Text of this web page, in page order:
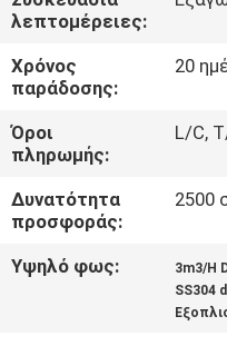
ΈΛΕΓΧΟΣ
ΠΟΙΌΤΗΤΑΣ
ΕΙΔΉΣΕΙΣ
ΥΠΟΘΈΣΕΙΣ
λεπτομέρειες:
Χρόνος
παράδοσης:
20
Όροι
πληρωμής:
L/C,
Δυνατότητα
προσφοράς:
2500
Υψηλό φως: 3m3/H
SS304